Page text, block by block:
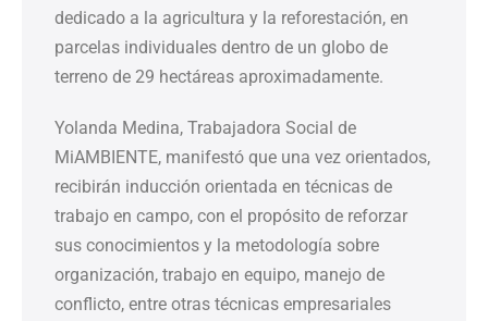
dedicado a la agricultura y la reforestación, en
parcelas individuales dentro de un globo de
terreno de 29 hectáreas aproximadamente.
Yolanda Medina, Trabajadora Social de
MiAMBIENTE, manifestó que una vez orientados,
recibirán inducción orientada en técnicas de
trabajo en campo, con el propósito de reforzar
sus conocimientos y la metodología sobre
organización, trabajo en equipo, manejo de
conflicto, entre otras técnicas empresariales